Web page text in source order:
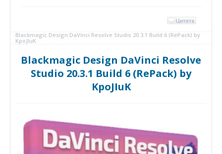
Blackmagic Design DaVinci Resolve Studio 20.3.1 Build 6 (RePack) by
KpoJIuK
Blackmagic Design DaVinci Resolve
Studio 20.3.1 Build 6 (RePack) by
KpoJIuK